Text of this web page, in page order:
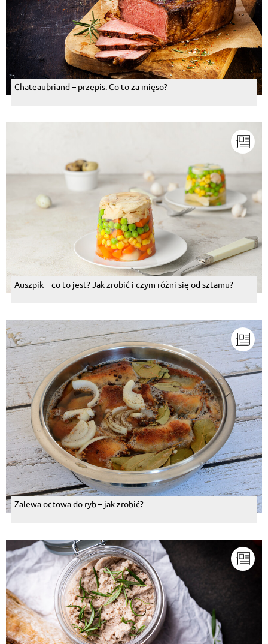
Chateaubriand – przepis. Co to za mięso?
Auszpik – co to jest? Jak zrobić i czym różni się od sztamu?
Zalewa octowa do ryb – jak zrobić?